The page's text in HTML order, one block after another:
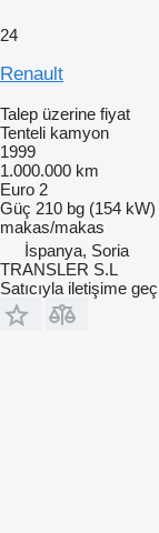
24
Renault
Talep üzerine fiyat
Tenteli kamyon
1999
1.000.000 km
Euro 2
Güç 210 bg (154 kW)
makas/makas
İspanya, Soria
TRANSLER S.L
Satıcıyla iletişime geç